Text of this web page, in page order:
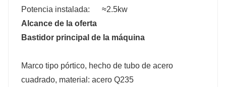
Potencia instalada: ≈2.5kw
Alcance de la oferta
Bastidor principal de la máquina
Marco tipo pórtico, hecho de tubo de acero
cuadrado, material: acero Q235